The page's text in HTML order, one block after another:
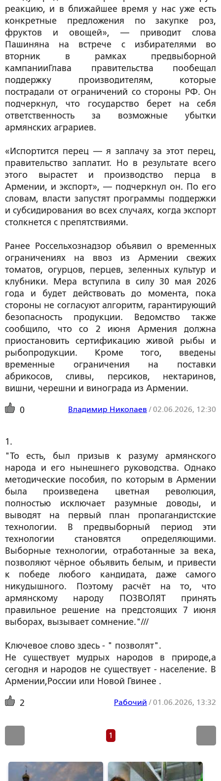
реакцию, и в ближайшее время у нас уже есть
конкретные предложения по закупке роз,
фруктов и овощей», — приводит слова
Пашиняна на встрече с избирателями во
вторник в рамках предвыборной
кампанииГлава правительства пообещал
поддержку производителям, которые
пострадали от ограничений со стороны РФ. Он
подчеркнул, что государство берет на себя
ответственность за возможные убытки
армянских аграриев.
«Испортится перец — я заплачу за этот перец,
правительство заплатит. Но в результате всего
этого вырастет и производство перца в
Армении, и экспорт», — подчеркнул он. По его
словам, власти запустят программы поддержки
и субсидирования во всех случаях, когда экспорт
столкнется с препятствиями.
Ранее Россельхознадзор объявил о временных
ограничениях на ввоз из Армении свежих
томатов, огурцов, перцев, зеленных культур и
клубники. Мера вступила в силу 30 мая 2026
года и будет действовать до момента, пока
стороны не согласуют алгоритм, гарантирующий
безопасность продукции. Ведомство также
сообщило, что со 2 июня Армения должна
приостановить сертификацию живой рыбы и
рыбопродукции. Кроме того, введены
временные ограничения на поставки
абрикосов, сливы, персиков, нектаринов,
вишни, черешни и винограда из Армении.
0 Владимир Николаев /02.06.2026, 12:30
1.
"То есть, был призыв к разуму армянского
народа и его нынешнего руководства. Однако
методические пособия, по которым в Армении
была произведена цветная революция,
полностью исключает разумные доводы, и
выводят на первый план пропагандистские
технологии. В предвыборный период эти
технологии становятся определяющими.
Выборные технологии, отработанные за века,
позволяют чёрное объявить белым, и привести
к победе любого кандидата, даже самого
никудышного. Поэтому расчёт на то, что
армянскому народу ПОЗВОЛЯТ принять
правильное решение на предстоящих 7 июня
выборах, вызывает сомнение."///
Ключевое слово здесь - " позволят".
Не существует мудрых народов в природе,а
сегодня и народов не существует - население. В
Армении,России или Новой Гвинее .
2 Рабочий /01.06.2026, 13:32
1